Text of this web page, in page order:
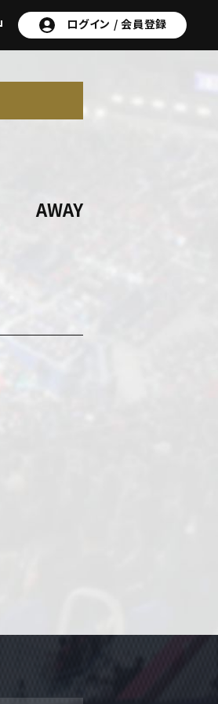
ログイン /会員登録
AWAY